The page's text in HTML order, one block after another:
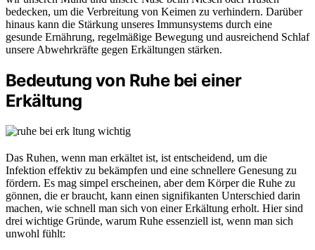
bedecken, um die Verbreitung von Keimen zu verhindern. Darüber
hinaus kann die Stärkung unseres Immunsystems durch eine
gesunde Ernährung, regelmäßige Bewegung und ausreichend Schlaf
unsere Abwehrkräfte gegen Erkältungen stärken.
Bedeutung von Ruhe bei einer
Erkältung
Das Ruhen, wenn man erkältet ist, ist entscheidend, um die
Infektion effektiv zu bekämpfen und eine schnellere Genesung zu
fördern. Es mag simpel erscheinen, aber dem Körper die Ruhe zu
gönnen, die er braucht, kann einen signifikanten Unterschied darin
machen, wie schnell man sich von einer Erkältung erholt. Hier sind
drei wichtige Gründe, warum Ruhe essenziell ist, wenn man sich
unwohl fühlt: